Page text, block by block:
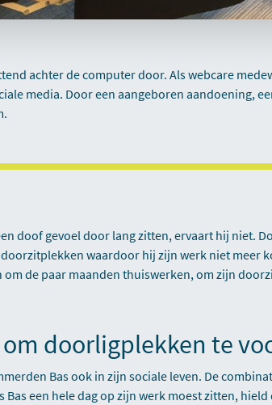
achter de computer door. Als webcare
media. Door een aangeboren aandoening,
doof gevoel door lang zitten, ervaart hij niet.
waardoor hij zijn werk niet meer
de paar maanden thuiswerken, om zijn
doorligplekken te
Bas ook in zijn sociale leven. De
Bas een hele dag op zijn werk moest zitten, hield